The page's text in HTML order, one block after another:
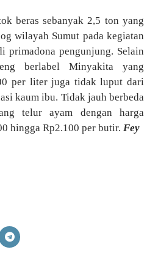
beras sebanyak 2,5 ton yang
wilayah Sumut pada kegiatan
primadona pengunjung. Selain
berlabel Minyakita yang
per liter juga tidak luput dari
kaum ibu. Tidak jauh berbeda
telur ayam dengan harga
hingga Rp2.100 per butir. Fey